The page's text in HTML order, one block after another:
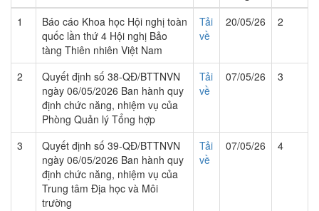
1
Báo cáo Khoa học Hội nghị toàn
quốc lần thứ 4 Hội nghị Bảo
tàng Thiên nhiên Việt Nam
Tải
về
20/05/26 2
2
Quyết định số 38-QĐ/BTTNVN
ngày 06/05/2026 Ban hành quy
định chức năng, nhiệm vụ của
Phòng Quản lý Tổng hợp
Tải
về
07/05/26 3
3
Quyết định số 39-QĐ/BTTNVN
ngày 06/05/2026 Ban hành quy
định chức năng, nhiệm vụ của
Trung tâm Địa học và Môi
trường
Tải
về
07/05/26 4